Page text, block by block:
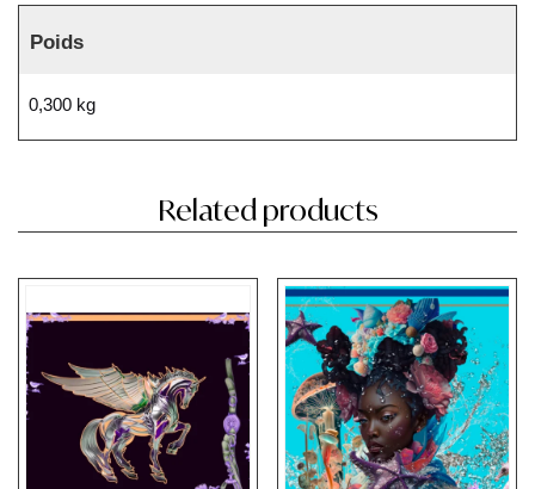
Poids
0,300 kg
Related products